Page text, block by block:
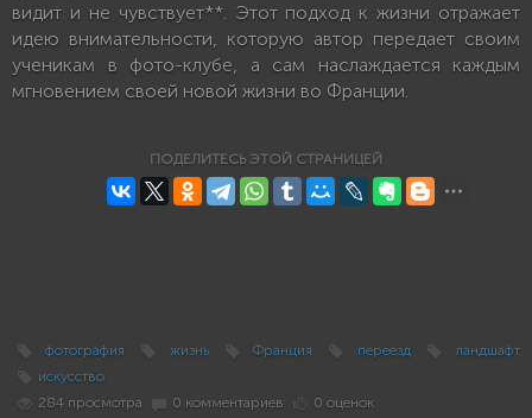
видит и не чувствует**. Этот подход к жизни отражает
идею внимательности, которую автор передает своим
ученикам в фото-клубе, а сам наслаждается каждым
мгновением своей новой жизни во Франции.
ПОДЕЛИТЕСЬ ЭТОЙ СТРАНИЦЕЙ
фотография жизнь Франция переезд
ландшафт
искусство
284 просмотра
0 комментариев 0 оценок